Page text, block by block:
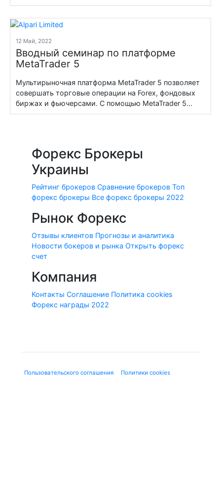
12 Май, 2022
Вводный семинар по платформе
MetaTrader 5
Мультирыночная платформа MetaTrader 5 позволяет
совершать торговые операции на Forex, фондовых
биржах и фьючерсами. С помощью MetaTrader 5...
Форекс Брокеры
Украины
Рейтинг брокеров Сравнение брокеров Топ
форекс брокеры Все форекс брокеры 2022
Рынок Форекс
Отзывы клиентов Прогнозы и аналитика
Новости бокеров и рынка Открыть форекс
счет
Компания
Контакты Соглашение Политика cookies
Форекс награды 2022
Пользовательского соглашения Политики cookies